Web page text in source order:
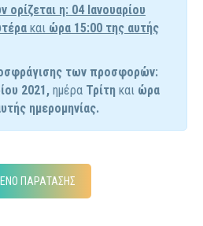
η: 04 Ιανουαρίου
και ώρα 15:00 της αυτής
των προσφορών:
2021, ημέρα Τρίτη και ώρα
ημερομηνίας.
ΠΑΡΑΤΑΣΗΣ